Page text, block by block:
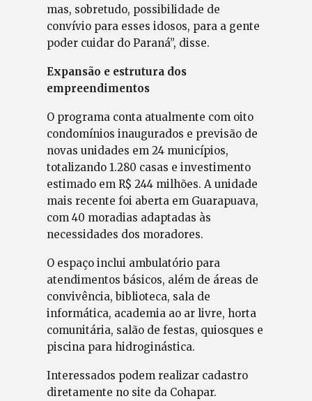
mas, sobretudo, possibilidade de
convívio para esses idosos, para a gente
poder cuidar do Paraná”, disse.
Expansão e estrutura dos
empreendimentos
O programa conta atualmente com oito
condomínios inaugurados e previsão de
novas unidades em 24 municípios,
totalizando 1.280 casas e investimento
estimado em R$ 244 milhões. A unidade
mais recente foi aberta em Guarapuava,
com 40 moradias adaptadas às
necessidades dos moradores.
O espaço inclui ambulatório para
atendimentos básicos, além de áreas de
convivência, biblioteca, sala de
informática, academia ao ar livre, horta
comunitária, salão de festas, quiosques e
piscina para hidroginástica.
Interessados podem realizar cadastro
diretamente no site da Cohapar.